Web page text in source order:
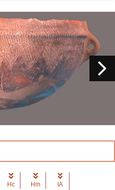
Hc Hm IA